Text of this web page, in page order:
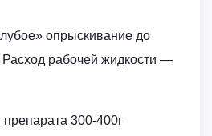
опрыскивание до
Расход рабочей жидкости ―
300-400г